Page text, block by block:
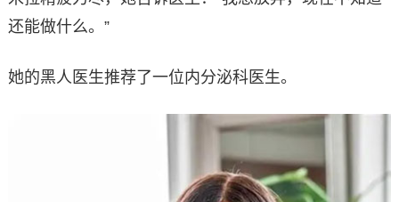
还能做什么。”
她的黑人医生推荐了一位内分泌科医生。